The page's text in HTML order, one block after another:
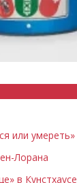
или умереть»
Лорана
в